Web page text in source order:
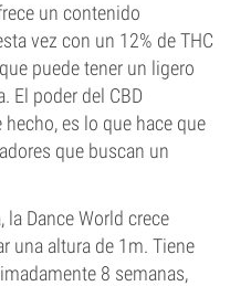
un contenido
vez con un 12% de THC
puede tener un ligero
El poder del CBD
es lo que hace que
que buscan un
Dance World crece
una altura de 1m. Tiene
8 semanas,